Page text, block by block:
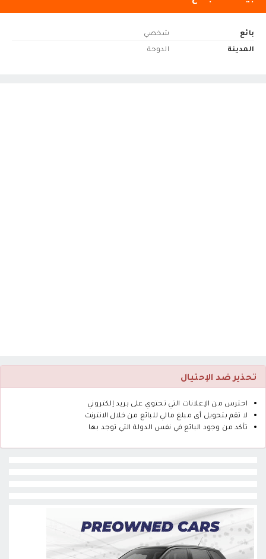
بائع
شخصي
المدينة
الدوحة
تحذير ضد الإحتيال
احترس من الإعلانات التي تحتوي على بريد إلكتروني
لا تقم بتحويل أى مبلغ مالي للبائع من خلال الانترنت
تأكد من وجود البائع في نفس الدولة التي توجد بها